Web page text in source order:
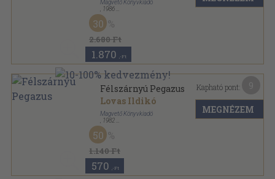
Magvető Könyvkiadó
1986
Vászon
2.680 Ft
30
1.870 ,-Ft
Félszárnyú Pegazus
Lovas Ildikó
Magvető Könyvkiadó
1982
Vászon
1.140 Ft
50
570 ,-Ft
Kapható pont:
MEGNÉZEM